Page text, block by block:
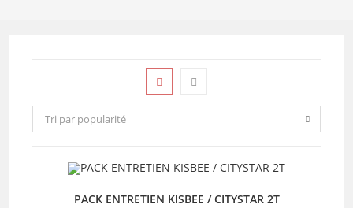
Tri par popularité
PACK ENTRETIEN KISBEE / CITYSTAR 2T